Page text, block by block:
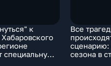
к
специальную
Все
сценарию:
сезона в